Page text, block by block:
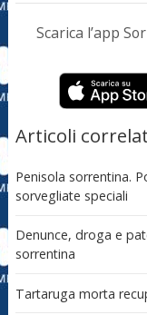
Scarica l’app
Articoli
Penisola sorrentina.
sorvegliate speciali
Denunce, droga e
sorrentina
Tartaruga morta